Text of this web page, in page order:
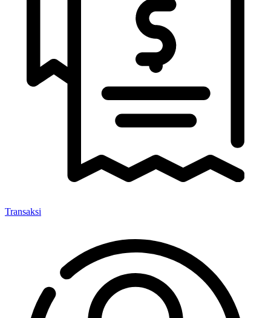
Transaksi